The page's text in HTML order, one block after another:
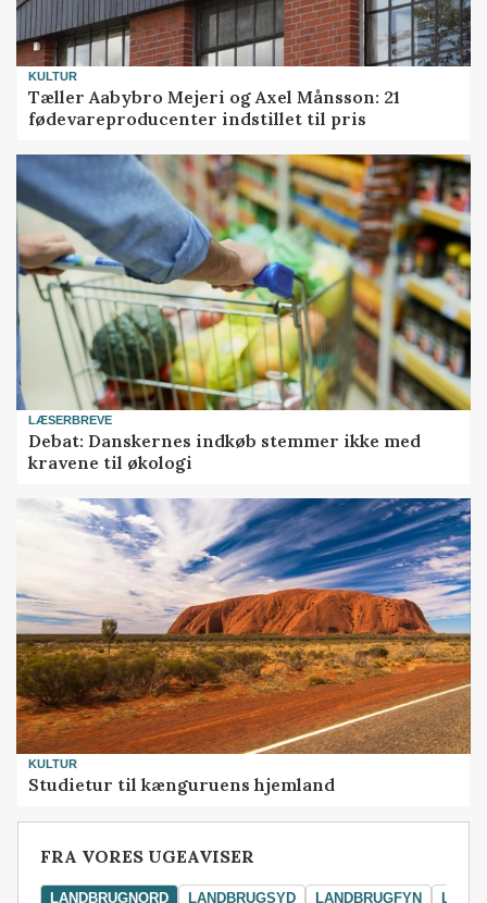
KULTUR
Tæller Aabybro Mejeri og Axel Månsson: 21
fødevareproducenter indstillet til pris
LÆSERBREVE
Debat: Danskernes indkøb stemmer ikke med
kravene til økologi
KULTUR
Studietur til kænguruens hjemland
FRA VORES UGEAVISER
LANDBRUGNORD LANDBRUGSYD LANDBRUGFYN